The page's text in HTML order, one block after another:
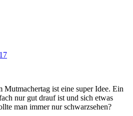
Mutmachertag ist eine super Idee. Ein
nur gut drauf ist und sich etwas
man immer nur schwarzsehen?